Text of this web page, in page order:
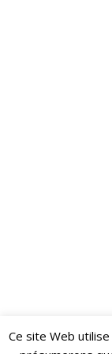
Restez
Ce site Web